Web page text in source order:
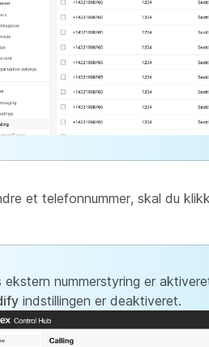
et telefonnummer, skal du
ekstern nummerstyring er
indstillingen er deaktiveret.